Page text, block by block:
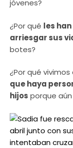
jóvenes?
¿Por qué les
arriesgar sus
botes?
¿Por qué
que haya
hijos porque